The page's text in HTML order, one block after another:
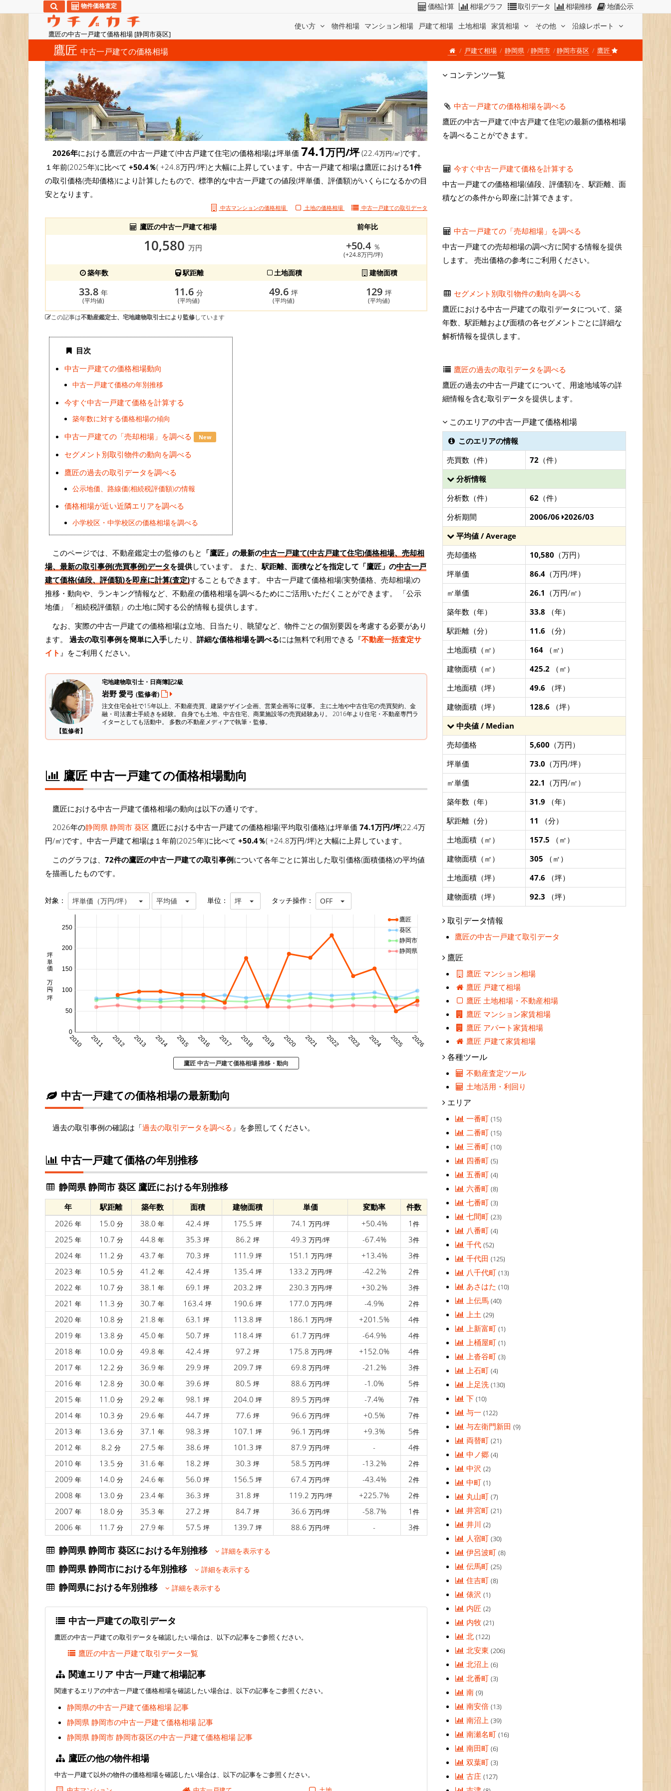
鷹匠の中古一戸建て価格相場 [静岡市葵区]
使い方 物件相場 マンション相場 戸建て相場 土地相場 家賃相場 その他 沿線レポート
物件価格査定 価格計算 相場グラフ 取引データ 相場推移 地価公示
鷹匠 中古一戸建ての価格相場 戸建て相場 静岡県 静岡市 静岡市葵区 鷹匠
2026年における鷹匠の中古一戸建て(中古戸建て住宅)の価格相場は坪単価 74.1万円/坪(22.4万円/㎡)です。
１年前(2025年)に比べて +50.4％( +24.8万円/坪)と大幅に上昇しています。中古一戸建て相場は鷹匠における1件
の取引価格(売却価格)により計算したもので、標準的な中古一戸建ての値段(坪単価、評価額)がいくらになるかの目
安となります。
中古マンションの価格相場 土地の価格相場 中古一戸建ての取引データ
鷹匠の中古一戸建て相場 前年比
10,580 万円 +50.4 ％
(+24.8万円/坪)
築年数 駅距離 土地面積 建物面積
33.8年
(平均値)
11.6 分
(平均値)
49.6坪
(平均値)
129 坪
(平均値)
この記事は不動産鑑定士、宅地建物取引士により監修しています
目次
中古一戸建ての価格相場動向
中古一戸建て価格の年別推移
今すぐ中古一戸建て価格を計算する
築年数に対する価格相場の傾向
中古一戸建ての「売却相場」を調べる New
セグメント別取引物件の動向を調べる
鷹匠の過去の取引データを調べる
公示地価、路線価(相続税評価額)の情報
価格相場が近い近隣エリアを調べる
小学校区・中学校区の価格相場を調べる
このページでは、不動産鑑定士の監修のもと 「鷹匠」の最新の中古一戸建て(中古戸建て住宅)価格相場、売却相
場、最新の取引事例(売買事例)データを提供しています。 また、駅距離、面積などを指定して「鷹匠」の中古一戸
建て価格(値段、評価額)を即座に計算(査定)することもできます。 中古一戸建て価格相場(実勢価格、売却相場)の
推移・動向や、ランキング情報など、不動産の価格相場を調べるためにご活用いただくことができます。
「公示
地価」「相続税評価額」の土地に関する公的情報も提供します。
なお、実際の中古一戸建ての価格相場は立地、日当たり、眺望など、物件ごとの個別要因を考慮する必要があり
ます。 過去の取引事例を簡単に入手したり、 詳細な価格相場を調べるには無料で利用できる『不動産一括査定サ
イト 』をご利用ください。
【監修者】
宅地建物取引士・日商簿記2級
岩野 愛弓 (監修者)
注文住宅会社で15年以上、不動産売買、建築デザイン企画、営業企画等に従事。 主に土地や中古住宅の売買契約、金
融・司法書士手続きを経験。 自身でも土地、中古住宅、商業施設等の売買経験あり。 2016年より住宅・不動産専門ラ
イターとしても活動中。 多数の不動産メディアで執筆・監修。
鷹匠 中古一戸建ての価格相場動向
鷹匠における中古一戸建て価格相場の動向は以下の通りです。
2026年の静岡県 静岡市 葵区 鷹匠における中古一戸建ての価格相場(平均取引価格)は坪単価 74.1万円/坪(22.4万
円/㎡)です。中古一戸建て相場は１年前(2025年)に比べて +50.4％( +24.8万円/坪)と大幅に上昇しています。
このグラフは、 72件の鷹匠の中古一戸建ての取引事例について各年ごとに算出した取引価格(面積価格)の平均値
を描画したものです。
対象： 坪単価（万円/坪） 平均値 単位： 坪 タッチ操作： OFF
2010 2011 2012 2013 2014 2015 2016 2017 2018 2019 2020 2021 2022 2023 2024 2025 2026
0
50
100
150
200
250
坪単価 万円/坪
鷹匠
葵区
静岡市
静岡県
鷹匠 中古一戸建て価格相場 推移・動向
中古一戸建ての価格相場の最新動向
過去の取引事例の確認は「過去の取引データを調べる 」を参照してください。
中古一戸建て価格の年別推移
静岡県 静岡市 葵区 鷹匠における年別推移
年 駅距離 築年数 面積 建物面積 単価 変動率
件数
2026 年 15.0 分 38.0 年 42.4 坪 175.5 坪 74.1 万円/坪 +50.4% 1 件
2025 年 10.7 分 44.8 年 35.3 坪 86.2 坪 49.3 万円/坪 -67.4% 3件
2024 年 11.2 分 43.7 年 70.3 坪 111.9 坪 151.1 万円/坪 +13.4% 3件
2023 年 10.5 分 41.2 年 42.4 坪 135.4 坪 133.2 万円/坪 -42.2% 2件
2022 年 10.7 分 38.1 年 69.1 坪 203.2 坪 230.3 万円/坪 +30.2% 3件
2021 年 11.3 分 30.7 年 163.4 坪 190.6 坪 177.0 万円/坪 -4.9% 2件
2020 年 10.8 分 21.8 年 63.1 坪 113.8 坪 186.1 万円/坪 +201.5% 4件
2019 年 13.8 分 45.0 年 50.7 坪 118.4 坪 61.7 万円/坪 -64.9% 4件
2018 年 10.0 分 49.8 年 42.4 坪 97.2 坪 175.8 万円/坪 +152.0% 4件
2017 年 12.2 分 36.9 年 29.9 坪 209.7 坪 69.8 万円/坪 -21.2% 3件
2016 年 12.8 分 30.0 年 39.6 坪 80.5 坪 88.6 万円/坪 -1.0% 5件
2015 年 11.0 分 29.2 年 98.1 坪 204.0 坪 89.5 万円/坪 -7.4% 7件
2014 年 10.3 分 29.6 年 44.7 坪 77.6 坪 96.6 万円/坪 +0.5% 7件
2013 年 13.6 分 37.1 年 98.3 坪 107.1 坪 96.1 万円/坪 +9.3% 5件
2012 年 8.2 分 27.5 年 38.6 坪 101.3 坪 87.9 万円/坪 - 4件
2010 年 13.5 分 31.6 年 18.2 坪 30.3 坪 58.5 万円/坪 -13.2% 2件
2009 年 14.0 分 24.6 年 56.0 坪 156.5 坪 67.4 万円/坪 -43.4% 2件
2008 年 13.0 分 23.4 年 36.3 坪 31.8 坪 119.2 万円/坪 +225.7% 2件
2007 年 18.0 分 35.3 年 27.2 坪 84.7 坪 36.6 万円/坪 -58.7% 1 件
2006 年 11.7 分 27.9 年 57.5 坪 139.7 坪 88.6 万円/坪 - 3件
静岡県 静岡市 葵区における年別推移 詳細を表示する
静岡県 静岡市における年別推移 詳細を表示する
静岡県における年別推移 詳細を表示する
中古一戸建ての取引データ
鷹匠の中古一戸建ての取引データを確認したい場合は、以下の記事をご参照ください。
鷹匠の中古一戸建て取引データ一覧
関連エリア 中古一戸建て相場記事
関連するエリアの中古一戸建て価格相場を確認したい場合は、以下の記事をご参照ください。
静岡県の中古一戸建て価格相場 記事
静岡県 静岡市の中古一戸建て価格相場 記事
静岡県 静岡市 静岡市葵区の中古一戸建て価格相場 記事
鷹匠の他の物件相場
中古一戸建て以外の物件の価格相場を確認したい場合は、以下の記事をご参照ください。
コンテンツ一覧
中古一戸建ての価格相場を調べる
鷹匠の中古一戸建て(中古戸建て住宅)の最新の価格相場
を調べることができます。
今すぐ中古一戸建て価格を計算する
中古一戸建ての価格相場(値段、評価額)を、駅距離、面
積などの条件から即座に計算できます。
中古一戸建ての「売却相場」を調べる
中古一戸建ての売却相場の調べ方に関する情報を提供
します。 売出価格の参考にご利用ください。
セグメント別取引物件の動向を調べる
鷹匠における中古一戸建ての取引データについて、築
年数、駅距離および面積の各セグメントごとに詳細な
解析情報を提供します。
鷹匠の過去の取引データを調べる
鷹匠の過去の中古一戸建てについて、用途地域等の詳
細情報を含む取引データを提供します。
このエリアの中古一戸建て価格相場
このエリアの情報
売買数（件）
72 （件）
分析情報
分析数（件）
62 （件）
分析期間
2006/06 2026/03
平均値 / Average
売却価格
10,580 （万円）
坪単価
86.4 （万円/坪）
㎡単価
26.1 （万円/㎡）
築年数（年）
33.8 （年）
駅距離（分）
11.6 （分）
土地面積（㎡）
164 （㎡）
建物面積（㎡）
425.2 （㎡）
土地面積（坪）
49.6 （坪）
建物面積（坪）
128.6 （坪）
中央値 / Median
売却価格
5,600 （万円）
坪単価
73.0 （万円/坪）
㎡単価
22.1 （万円/㎡）
築年数（年）
31.9 （年）
駅距離（分）
11 （分）
土地面積（㎡）
157.5 （㎡）
建物面積（㎡）
305 （㎡）
土地面積（坪）
47.6 （坪）
建物面積（坪）
92.3 （坪）
取引データ情報
鷹匠の中古一戸建て取引データ
鷹匠
鷹匠 マンション相場
鷹匠 戸建て相場
鷹匠 土地相場・不動産相場
鷹匠 マンション家賃相場
鷹匠 アパート家賃相場
鷹匠 戸建て家賃相場
各種ツール
不動産査定ツール
土地活用・利回り
エリア
一番町(15)
二番町(15)
三番町(10)
四番町(5)
五番町(4)
六番町(8)
七番町(3)
七間町(23)
八番町(4)
千代(52)
千代田(125)
八千代町(13)
あさはた(10)
上伝馬(40)
上土(29)
上新富町(1)
上桶屋町(1)
上沓谷町(3)
上石町(4)
上足洗(130)
下(10)
与一(122)
与左衛門新田(9)
両替町(21)
中ノ郷(4)
中沢(2)
中町(1)
丸山町(7)
井宮町(21)
井川(2)
人宿町(30)
伊呂波町(8)
伝馬町(25)
住吉町(8)
俵沢(1)
内匠(2)
内牧(21)
北(122)
北安東(206)
北沼上(6)
北番町(3)
南(9)
南安倍(13)
南沼上(39)
南瀬名町(16)
南田町(6)
双葉町(3)
古庄(127)